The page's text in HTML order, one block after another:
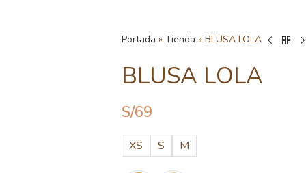
Portada » Tienda » BLUSA LOLA
BLUSA LOLA
S/69
XS S M